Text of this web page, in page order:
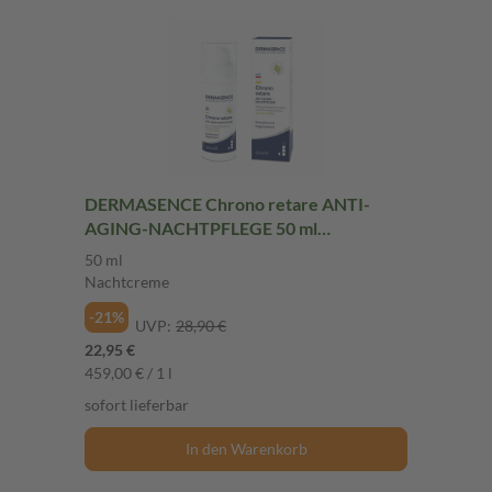
DERMASENCE Chrono retare ANTI-
AGING-NACHTPFLEGE 50 ml
Nachtcreme
50 ml
Nachtcreme
-21%
UVP: 28,90 €
22,95 €
459,00 € / 1 l
sofort lieferbar
In den Warenkorb